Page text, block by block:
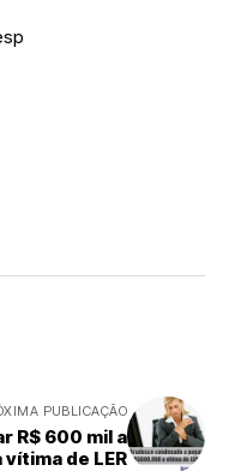
PUBLICAÇÃO
R$ 600 mil a
de LER